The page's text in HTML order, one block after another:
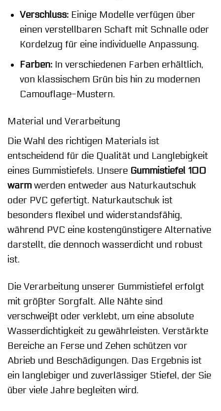
Verschluss:Einige Modelle verfügen über
einen verstellbaren Schaft mit Schnalle oder
Kordelzug für eine individuelle Anpassung.
Farben:In verschiedenen Farben erhältlich,
von klassischem Grün bis hin zu modernen
Camouflage-Mustern.
Material und Verarbeitung
Die Wahl des richtigen Materials ist
entscheidend für die Qualität und Langlebigkeit
eines Gummistiefels. Unsere Gummistiefel 100
warm werden entweder aus Naturkautschuk
oder PVC gefertigt. Naturkautschuk ist
besonders flexibel und widerstandsfähig,
während PVC eine kostengünstigere Alternative
darstellt, die dennoch wasserdicht und robust
ist.
Die Verarbeitung unserer Gummistiefel erfolgt
mit größter Sorgfalt. Alle Nähte sind
verschweißt oder verklebt, um eine absolute
Wasserdichtigkeit zu gewährleisten. Verstärkte
Bereiche an Ferse und Zehen schützen vor
Abrieb und Beschädigungen. Das Ergebnis ist
ein langlebiger und zuverlässiger Stiefel, der Sie
über viele Jahre begleiten wird.